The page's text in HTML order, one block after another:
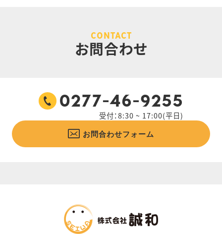
CONTACT
お問合わせ
0277-46-9255
受付：8:30 ~ 17:00(平日)
お問合わせフォーム